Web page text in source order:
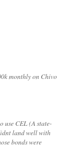
monthly on Chivo
use CEL (A state-
land well with
bonds were